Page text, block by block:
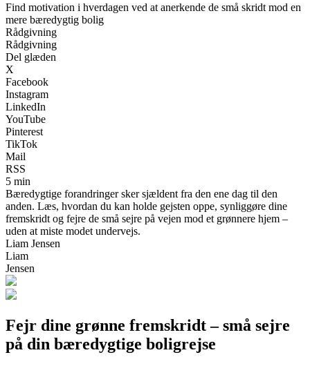
Find motivation i hverdagen ved at anerkende de små skridt mod en
mere bæredygtig bolig
Rådgivning
Rådgivning
Del glæden
X
Facebook
Instagram
LinkedIn
YouTube
Pinterest
TikTok
Mail
RSS
5 min
Bæredygtige forandringer sker sjældent fra den ene dag til den
anden. Læs, hvordan du kan holde gejsten oppe, synliggøre dine
fremskridt og fejre de små sejre på vejen mod et grønnere hjem –
uden at miste modet undervejs.
Liam Jensen
Liam
Jensen
Fejr dine grønne fremskridt – små sejre
på din bæredygtige boligrejse